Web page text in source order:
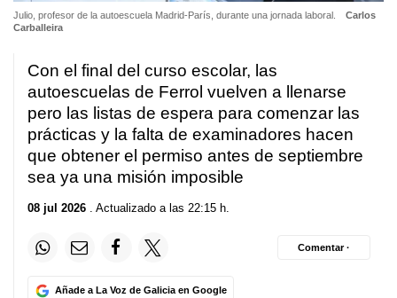
Julio, profesor de la autoescuela Madrid-París, durante una jornada laboral.
Carlos
Carballeira
Con el final del curso escolar, las
autoescuelas de Ferrol vuelven a llenarse
pero las listas de espera para comenzar las
prácticas y la falta de examinadores hacen
que obtener el permiso antes de septiembre
sea ya una misión imposible
08 jul 2026 . Actualizado a las 22:15 h.
Añade a La Voz de Galicia en Google
Comentar ·